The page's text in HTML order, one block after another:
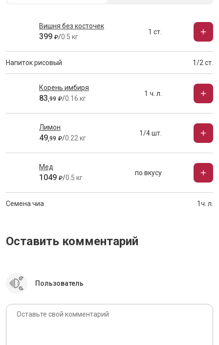
Вишня без косточек
399 ₽/0.5 кг
1 ст.
Напиток рисовый 1/2 ст.
Корень имбиря
83,99 ₽/0.16 кг
1 ч. л.
Лимон
49,99 ₽/0.22 кг
1/4 шт.
Мед
1049 ₽/0.5 кг
по вкусу
Семена чиа 1ч. л.
Оставить комментарий
Пользователь